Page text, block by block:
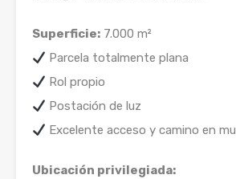
Superficie: 7.000 m²
Parcela totalmente plana
Rol propio
Postación de luz
Excelente acceso y camino en
Ubicación privilegiada: